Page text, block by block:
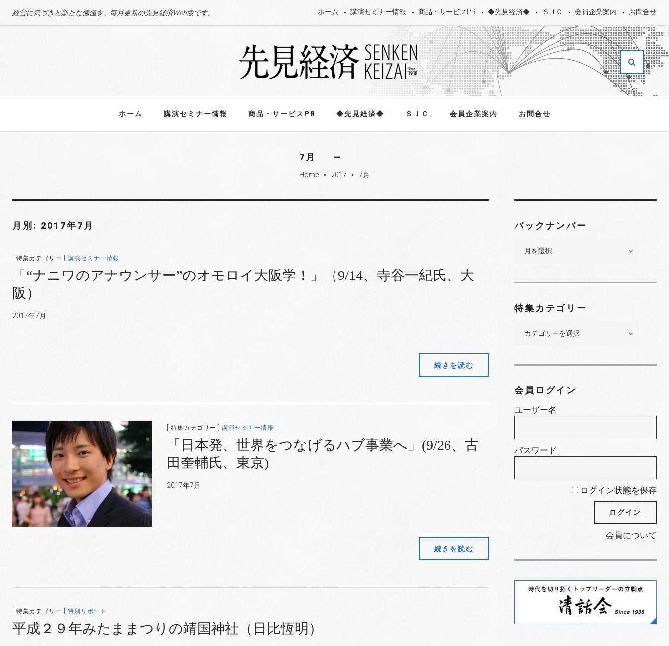
o
経営に気づきと新たな価値を。毎月更新の先見経済Web版です。 ホーム 講演セミナー情報 商品・サービスPR ◆先見経済◆ ＳＪＣ 会員企業案内 お問合せ
ホーム 講演セミナー情報 商品・サービスPR ◆先見経済◆ ＳＪＣ 会員企業案内 お問合せ
7月
Home fiber_manual_record 2017 fiber_manual_record 7月
月別: 2017年7月
[ 特集カテゴリー ] 講演セミナー情報
「“ナニワのアナウンサー”のオモロイ大阪学！」（9/14、寺谷一紀氏、大
阪）
2017年7月
続きを読む
[ 特集カテゴリー ] 講演セミナー情報
「日本発、世界をつなげるハブ事業へ」(9/26、古
田奎輔氏、東京)
2017年7月
続きを読む
[ 特集カテゴリー ] 特別リポート
平成２９年みたままつりの靖国神社（日比恆明）
バックナンバー
ナ
バ
特集カテゴリー
テ
リ
会員ログイン
ユーザー名
パスワード
ログイン状態を保存
会員について